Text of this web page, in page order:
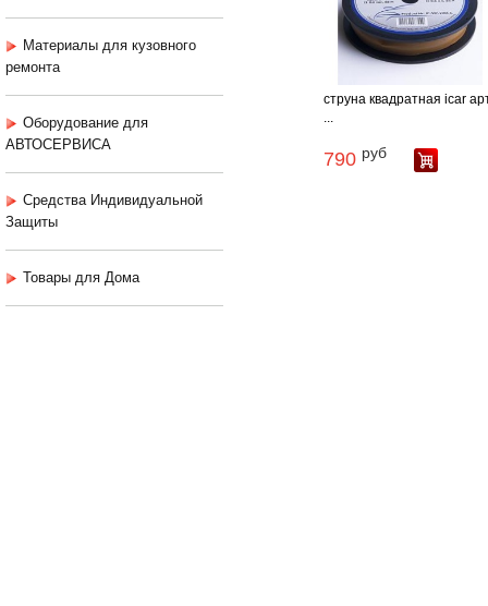
Материалы для кузовного
ремонта
Оборудование для
АВТОСЕРВИСА
Средства Индивидуальной
Защиты
Товары для Дома
струна квадратная icar
...
790 руб